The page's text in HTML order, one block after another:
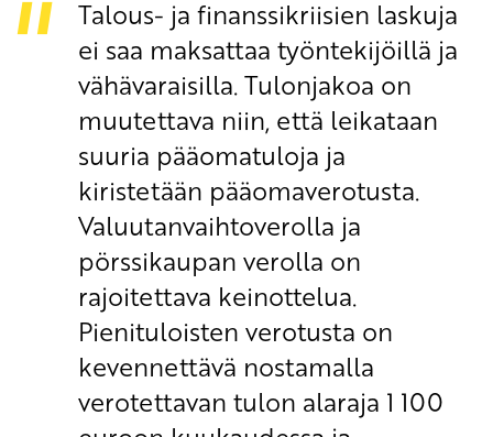
Talous- ja finanssikriisien laskuja
ei saa maksattaa työntekijöillä ja
vähävaraisilla. Tulonjakoa on
muutettava niin, että leikataan
suuria pääomatuloja ja
kiristetään pääomaverotusta.
Valuutanvaihtoverolla ja
pörssikaupan verolla on
rajoitettava keinottelua.
Pienituloisten verotusta on
kevennettävä nostamalla
verotettavan tulon alaraja 1 100